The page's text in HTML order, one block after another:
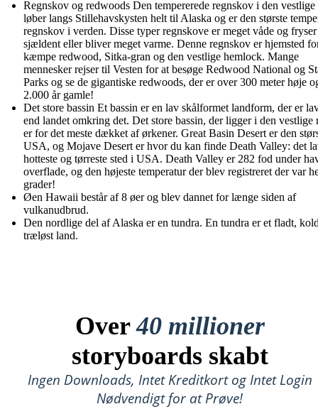
Regnskov og redwoods Den tempererede regnskov i den
løber langs Stillehavskysten helt til Alaska og er den største
regnskov i verden. Disse typer regnskove er meget våde og fryser
sjældent eller bliver meget varme. Denne regnskov er hjemsted
kæmpe redwood, Sitka-gran og den vestlige hemlock. Mange
mennesker rejser til Vesten for at besøge Redwood National og
Parks og se de gigantiske redwoods, der er over 300 meter høje
2.000 år gamle!
Det store bassin Et bassin er en lav skålformet landform, der er
end landet omkring det. Det store bassin, der ligger i den vestlige
er for det meste dækket af ørkener. Great Basin Desert er den
USA, og Mojave Desert er hvor du kan finde Death Valley: det
hotteste og tørreste sted i USA. Death Valley er 282 fod under
overflade, og den højeste temperatur der blev registreret der var
grader!
Øen Hawaii består af 8 øer og blev dannet for længe siden af
vulkanudbrud.
Den nordlige del af Alaska er en tundra. En tundra er et fladt,
træløst land.
Over40 millioner
storyboards skabt
Ingen Downloads, Intet Kreditkort og Intet Login
Nødvendigt for at Prøve!